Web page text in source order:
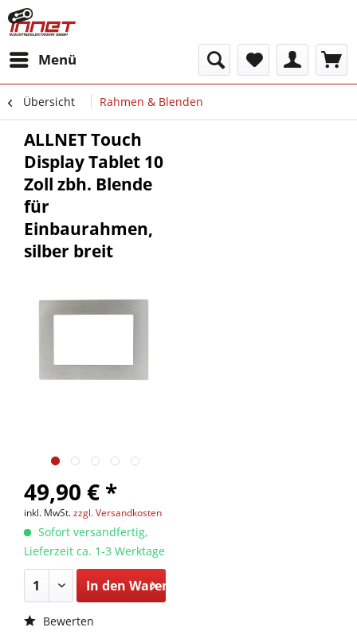
Menü
Übersicht Rahmen & Blenden
ALLNET Touch
Display Tablet 10
Zoll zbh. Blende
für
Einbaurahmen,
silber breit
49,90 € *
inkl. MwSt.zzgl. Versandkosten
Sofort versandfertig,
Lieferzeit ca. 1-3 Werktage
In den Warenkorb
Bewerten